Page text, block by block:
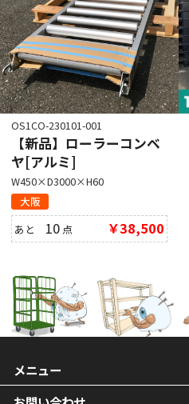
OS1CO-230101-001
【新品】ローラーコンベ
ヤ[アルミ]
W450×D3000×H60
大阪
あと 10 点 ￥38,500
メニュー